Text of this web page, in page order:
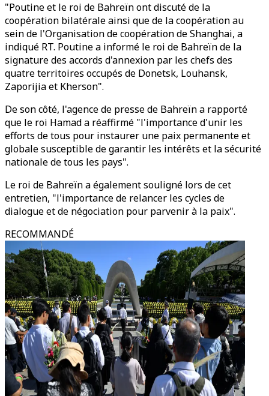
"Poutine et le roi de Bahreïn ont discuté de la
coopération bilatérale ainsi que de la coopération au
sein de l'Organisation de coopération de Shanghai, a
indiqué RT. Poutine a informé le roi de Bahreïn de la
signature des accords d'annexion par les chefs des
quatre territoires occupés de Donetsk, Louhansk,
Zaporijia et Kherson".
De son côté, l'agence de presse de Bahreïn a rapporté
que le roi Hamad a réaffirmé "l'importance d'unir les
efforts de tous pour instaurer une paix permanente et
globale susceptible de garantir les intérêts et la sécurité
nationale de tous les pays".
Le roi de Bahreïn a également souligné lors de cet
entretien, "l'importance de relancer les cycles de
dialogue et de négociation pour parvenir à la paix".
RECOMMANDÉ